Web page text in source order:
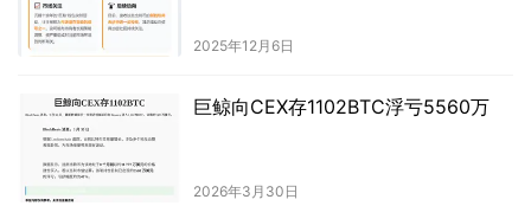
2025年12月6日
巨鲸向CEX存1102BTC浮亏5560万
2026年3月30日